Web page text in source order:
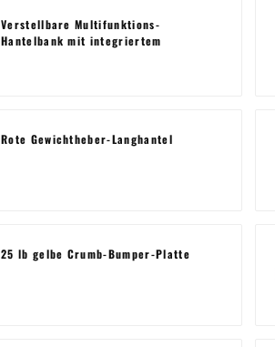
Verstellbare Multifunktions-
Hantelbank mit integriertem
Rote Gewichtheber-Langhantel
25 lb gelbe Crumb-Bumper-Platte